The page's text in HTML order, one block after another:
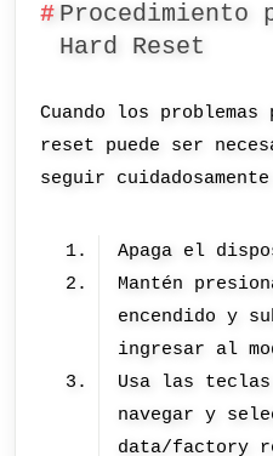
Procedimiento
Hard Reset
Cuando los
reset puede ser
seguir
Apaga el
Mantén
encendido y
ingresar al
Usa las teclas
navegar y
data/factory